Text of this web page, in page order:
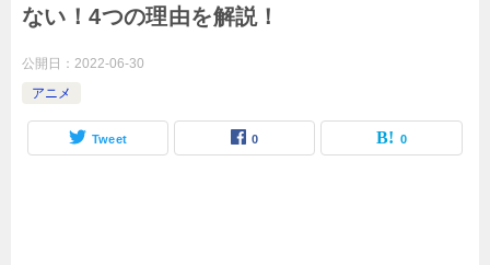
ない！4つの理由を解説！
公開日： 2022-06-30
アニメ
Tweet 0 0